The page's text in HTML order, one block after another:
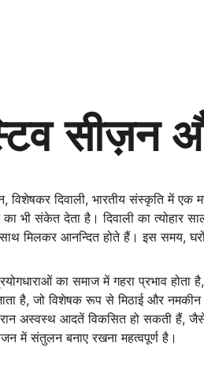
सीज़न
विशेषकर दिवाली, भारतीय संस्कृति में
भी संकेत देता है। दिवाली का त्योहार
मिलकर आनन्दित होते हैं। इस समय,
का समाज में गहरा प्रभाव
है, जो विशेषक रूप से मिठाई और
अस्वस्थ आदतें विकसित हो सकती हैं,
में संतुलन बनाए रखना महत्वपूर्ण है।